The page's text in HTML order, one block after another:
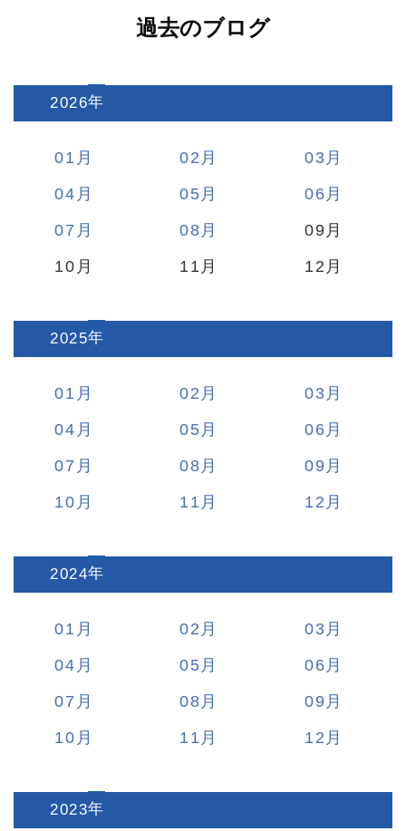
過去のブログ
2026:
01 02
03
04
05
06
07
08
09
10
11 12
2025:
01 02
03
04
05
06
07
08
09
10
11 12
2024:
01 02
03
04
05
06
07
08
09
10
11 12
2023: